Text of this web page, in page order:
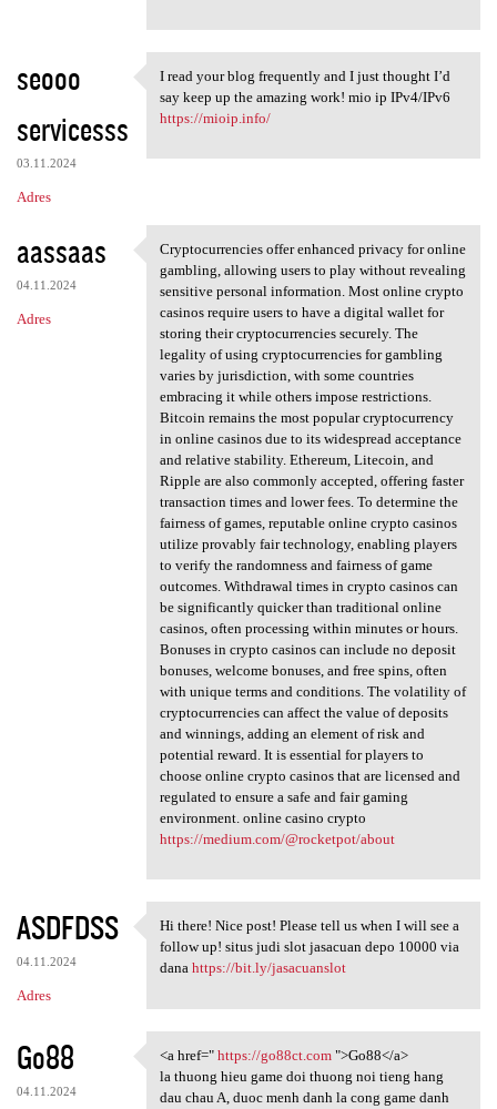
seooo
servicesss
03.11.2024
Adres
I read your blog frequently
I read your blog frequently and I just thought I’d
say keep up the amazing work! mio ip IPv4/IPv6
https://mioip.info/
aassaas
04.11.2024
Adres
Cryptocurrencies offer
Cryptocurrencies offer enhanced privacy for online
gambling, allowing users to play without revealing
sensitive personal information. Most online crypto
casinos require users to have a digital wallet for
storing their cryptocurrencies securely. The
legality of using cryptocurrencies for gambling
varies by jurisdiction, with some countries
embracing it while others impose restrictions.
Bitcoin remains the most popular cryptocurrency
in online casinos due to its widespread acceptance
and relative stability. Ethereum, Litecoin, and
Ripple are also commonly accepted, offering faster
transaction times and lower fees. To determine the
fairness of games, reputable online crypto casinos
utilize provably fair technology, enabling players
to verify the randomness and fairness of game
outcomes. Withdrawal times in crypto casinos can
be significantly quicker than traditional online
casinos, often processing within minutes or hours.
Bonuses in crypto casinos can include no deposit
bonuses, welcome bonuses, and free spins, often
with unique terms and conditions. The volatility of
cryptocurrencies can affect the value of deposits
and winnings, adding an element of risk and
potential reward. It is essential for players to
choose online crypto casinos that are licensed and
regulated to ensure a safe and fair gaming
environment. online casino crypto
https://medium.com/@rocketpot/about
ASDFDSS
04.11.2024
Adres
Hi there! Nice post! Please
Hi there! Nice post! Please tell us when I will see a
follow up! situs judi slot jasacuan depo 10000 via
dana https://bit.ly/jasacuanslot
Go88
04.11.2024
<a href=" https://go88ct.com
<a href=" https://go88ct.com">Go88</a>
la thuong hieu game doi thuong noi tieng hang
dau chau A, duoc menh danh la cong game danh